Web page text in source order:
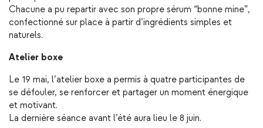
Chacune a pu repartir avec son propre sérum “bonne mine”,
confectionné sur place à partir d’ingrédients simples et
naturels.
Atelier boxe
Le 19 mai, l’atelier boxe a permis à quatre participantes de
se défouler, se renforcer et partager un moment énergique
et motivant.
La dernière séance avant l’été aura lieu le 8 juin.